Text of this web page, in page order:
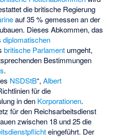
die britische Regierung
auf 35 % gemessen an der
Dieses Abkommen, das
diplomatischen
britische Parlamentumgeht,
Bestimmungen
.
NSDStB“, Albert
für die
in den Korporationen.
für den Reichsarbeitsdienst
zwischen 18 und 25 die
eingeführt. Der